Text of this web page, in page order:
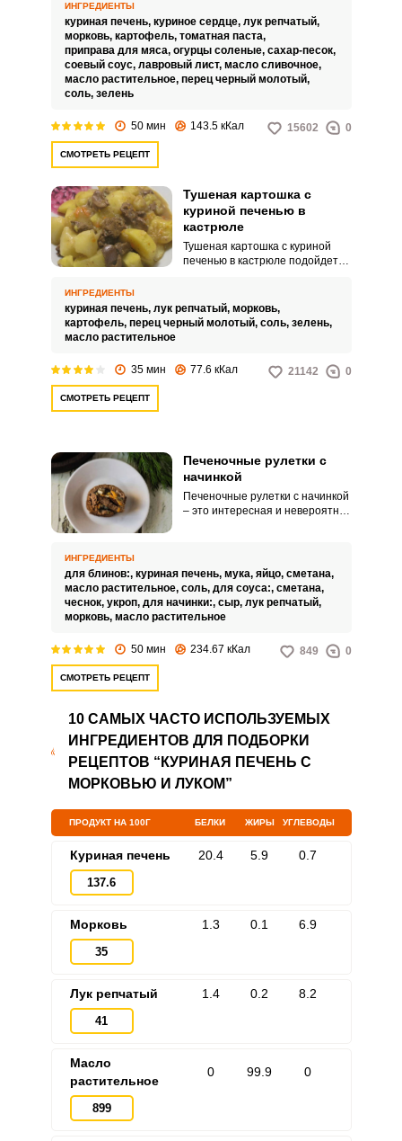
куриные сердечки и печень, а
кто-то относится к этим
продуктам настороженно.
ИНГРЕДИЕНТЫ
куриная печень, куриное сердце, лук репчатый,
морковь, картофель, томатная паста,
приправа для мяса, огурцы соленые, сахар-песок,
соевый соус, лавровый лист, масло сливочное,
масло растительное, перец черный молотый,
соль, зелень
50 мин 143.5 кКал 15602 0
СМОТРЕТЬ РЕЦЕПТ
Тушеная картошка с
куриной печенью в
кастрюле
Тушеная картошка с куриной
печенью в кастрюле подойдет
бюджетное, но при этом сытное
и вкусное.
ИНГРЕДИЕНТЫ
куриная печень, лук репчатый, морковь,
картофель, перец черный молотый, соль, зелень,
масло растительное
35 мин 77.6 кКал 21142 0
СМОТРЕТЬ РЕЦЕПТ
Печеночные рулетки с
начинкой
Печеночные рулетки с начинкой
– это интересная и невероятно
совсем не сложно.
ИНГРЕДИЕНТЫ
для блинов:, куриная печень, мука, яйцо, сметана,
масло растительное, соль, для соуса:, сметана,
чеснок, укроп, для начинки:, сыр, лук репчатый,
морковь, масло растительное
50 мин 234.67 кКал 849 0
СМОТРЕТЬ РЕЦЕПТ
10 САМЫХ ЧАСТО ИСПОЛЬЗУЕМЫХ
ИНГРЕДИЕНТОВ ДЛЯ ПОДБОРКИ
РЕЦЕПТОВ “КУРИНАЯ ПЕЧЕНЬ С
МОРКОВЬЮ И ЛУКОМ”
ПРОДУКТ НА 100Г БЕЛКИ ЖИРЫ УГЛЕВОДЫ
Куриная печень
137.6
20.4 5.9 0.7
Морковь
35
1.3 0.1 6.9
Лук репчатый
41
1.4 0.2 8.2
Масло
растительное
899
0 99.9 0